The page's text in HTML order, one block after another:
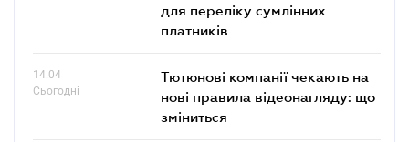
для переліку сумлінних
платників
14.04
Сьогодні
Тютюнові компанії чекають на
нові правила відеонагляду: що
зміниться